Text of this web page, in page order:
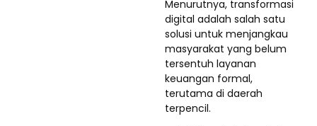
Menurutnya, transformasi
digital adalah salah satu
solusi untuk menjangkau
masyarakat yang belum
tersentuh layanan
keuangan formal,
terutama di daerah
terpencil.